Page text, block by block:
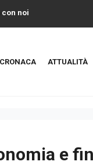
con noi
CRONACA ATTUALITÀ
e